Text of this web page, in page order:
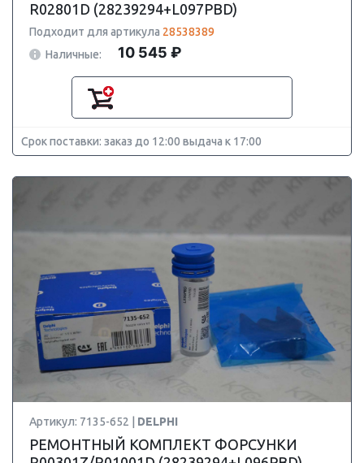
R02801D (28239294+L097PBD)
Подходит для артикула 28538389
Наличные:
10 545 ₽
Срок поставки: заказ до 12:00 выдача к 17:00
Артикул: 7135-652 | DELPHI
РЕМОНТНЫЙ КОМПЛЕКТ ФОРСУНКИ